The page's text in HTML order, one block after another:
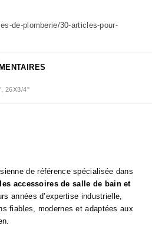
de-plomberie/30-articles-pour-
26X3/4''
de référence spécialisée dans
accessoires de salle de bain et
années d’expertise industrielle,
fiables, modernes et adaptées aux